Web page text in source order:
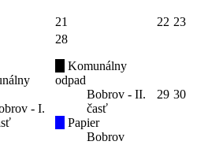
21 22 23
- I.
28
Komunálny
odpad
Bobrov - II.
časť
Papier
Bobrov
29 30